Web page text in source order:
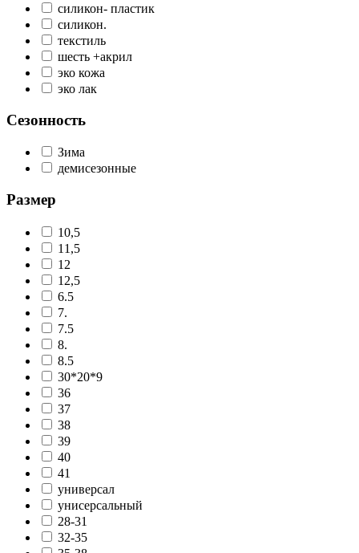
силикон- пластик
силикон.
текстиль
шесть +акрил
эко кожа
эко лак
Сезонность
Зима
демисезонные
Размер
10,5
11,5
12
12,5
6.5
7.
7.5
8.
8.5
30*20*9
36
37
38
39
40
41
универсал
унисерсальный
28-31
32-35